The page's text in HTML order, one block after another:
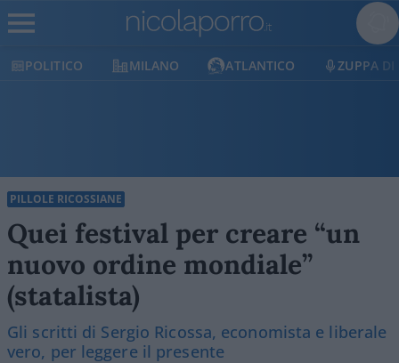
POLITICO MILANO ATLANTICO ZUPPA DI
PILLOLE RICOSSIANE
Quei festival per creare “un
nuovo ordine mondiale”
(statalista)
Gli scritti di Sergio Ricossa, economista e liberale
vero, per leggere il presente